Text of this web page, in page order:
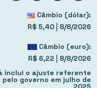
Câmbio (dólar):
R$ 5,40 | 8/8/2026
Câmbio (euro):
R$ 6,22 | 8/8/2026
inclui o ajuste referente
governo em julho de